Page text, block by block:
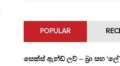
POPULAR
සෙක්ස් ඇන්ඩ් ලව් – බ්‍රා සහ ‘ලේ’